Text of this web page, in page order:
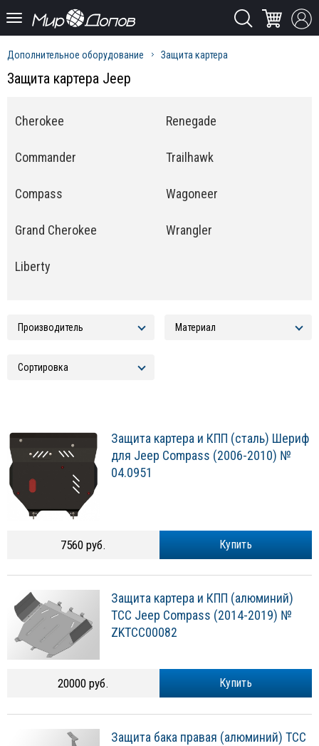
Дополнительное оборудование Защита картера
Защита картера Jeep
Cherokee
Commander
Compass
Grand Cherokee
Liberty
Renegade
Trailhawk
Wagoneer
Wrangler
Защита картера и КПП (сталь) Шериф
для Jeep Compass (2006-2010) №
04.0951
Купить
7560 руб.
Защита картера и КПП (алюминий)
ТСС Jeep Compass (2014-2019) №
ZKTCC00082
Купить
20000 руб.
Защита бака правая (алюминий) ТСС